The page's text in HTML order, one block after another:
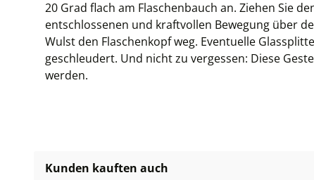
20 Grad flach am Flaschenbauch an. Ziehen Sie
entschlossenen und kraftvollen Bewegung über
Wulst den Flaschenkopf weg. Eventuelle
geschleudert. Und nicht zu vergessen: Diese
werden.
Kunden kauften auch